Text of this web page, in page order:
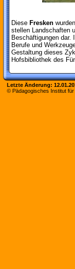
Diese Fresken
stellen Landschaften
Beschäftigungen dar.
Berufe und
Gestaltung dieses
Hofsbibliothek des
Letzte Änderung:
© Pädagogisches Institut